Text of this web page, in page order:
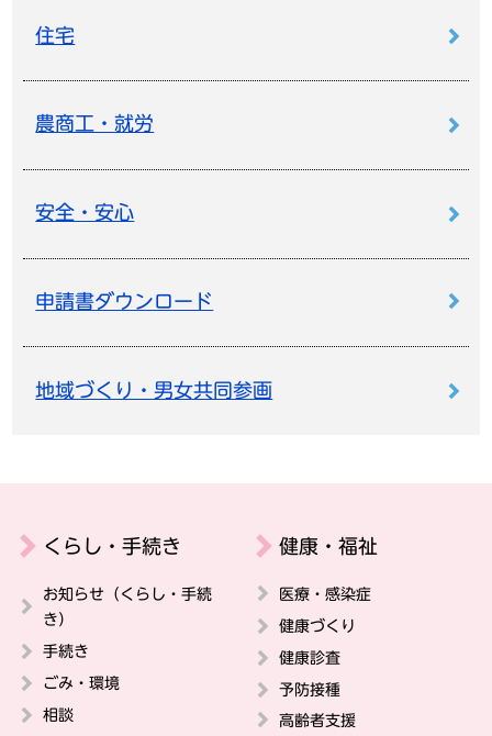
住宅
農商工・就労
安全・安心
申請書ダウンロード
地域づくり・男女共同参画
くらし・手続き
お知らせ（くらし・手続
き）
手続き
ごみ・環境
相談
健康・福祉
医療・感染症
健康づくり
健康診査
予防接種
高齢者支援